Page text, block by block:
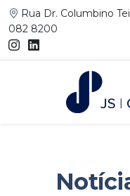
Rua Dr. Columbino
082 8200